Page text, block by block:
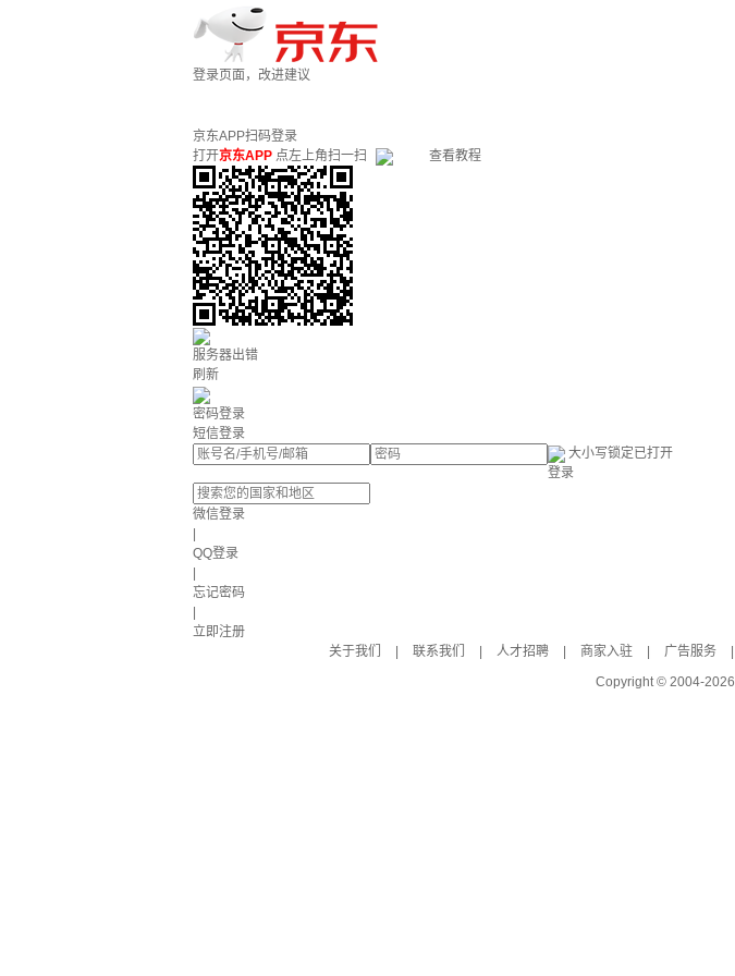
登录页面，改进建议
京东APP扫码登录
打开京东APP 点左上角扫一扫 查看教程
服务器出错
刷新
密码登录
短信登录
大小写锁定已打开
登录
微信登录
QQ登录
忘记密码
立即注册
关于我们
联系我们 人才招聘 商家入驻 广告服务
Copyright © 2004-2026